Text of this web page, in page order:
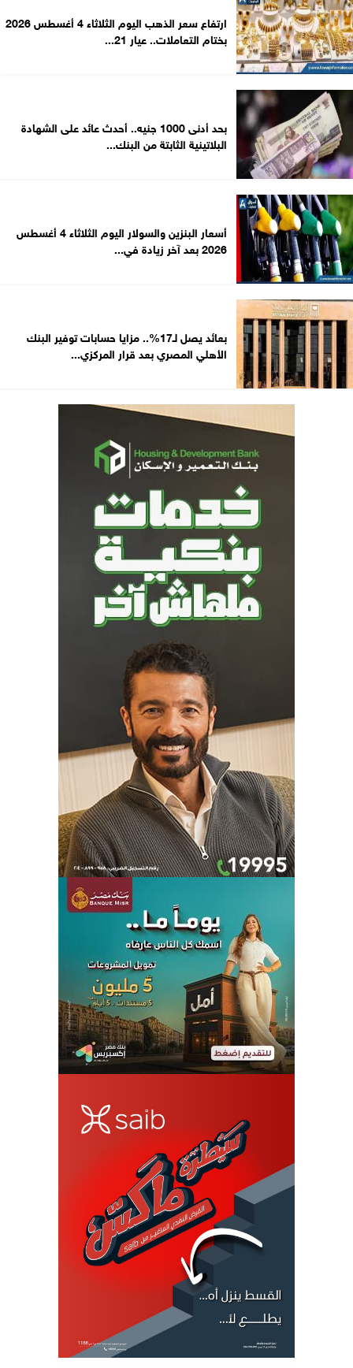
ارتفاع سعر الذهب اليوم الثلاثاء 4 أغسطس 2026
بختام التعاملات.. عيار 21...
بحد أدنى 1000 جنيه.. أحدث عائد على الشهادة
البلاتينية الثابتة من البنك...
أسعار البنزين والسولار اليوم الثلاثاء 4 أغسطس
2026 بعد آخر زيادة في...
بعائد يصل لـ17%.. مزايا حسابات توفير البنك
الأهلي المصري بعد قرار المركزي...